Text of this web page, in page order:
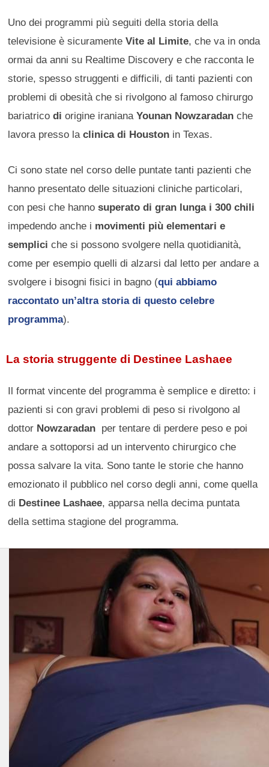
Uno dei programmi più seguiti della storia della
televisione è sicuramenteVite al Limite, che va in onda
ormai da anni su Realtime Discovery e che racconta le
storie, spesso struggenti e difficili, di tanti pazienti con
problemi di obesità che si rivolgono al famoso chirurgo
bariatricodiorigine iranianaYounan Nowzaradan che
lavora presso laclinica di Houston in Texas.
Ci sono state nel corso delle puntate tanti pazienti che
hanno presentato delle situazioni cliniche particolari,
con pesi che hannosuperato di gran lunga i 300 chili
impedendo anche i movimenti più elementari e
semplici che si possono svolgere nella quotidianità,
come per esempio quelli di alzarsi dal letto per andare a
svolgere i bisogni fisici in bagno (qui abbiamo
raccontato un’altra storia di questo celebre
programma).
La storia struggente di Destinee Lashaee
Il format vincente del programma è semplice e diretto: i
pazienti si con gravi problemi di peso si rivolgono al
dottor Nowzaradan per tentare di perdere peso e poi
andare a sottoporsi ad un intervento chirurgico che
possa salvare la vita. Sono tante le storie che hanno
emozionato il pubblico nel corso degli anni, come quella
di Destinee Lashaee, apparsa nella decima puntata
della settima stagione del programma.